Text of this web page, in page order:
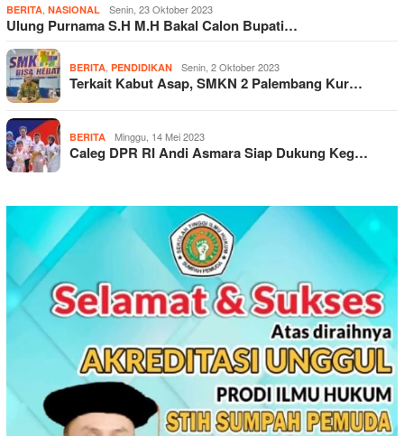
BERITA NASIONAL Senin, 23 Oktober 2023
Ulung Purnama S.H M.H Bakal Calon Bupati…
BERITA PENDIDIKAN Senin, 2 Oktober 2023
Terkait Kabut Asap, SMKN 2 Palembang Kur…
BERITA Minggu, 14 Mei 2023
Caleg DPR RI Andi Asmara Siap Dukung Keg…